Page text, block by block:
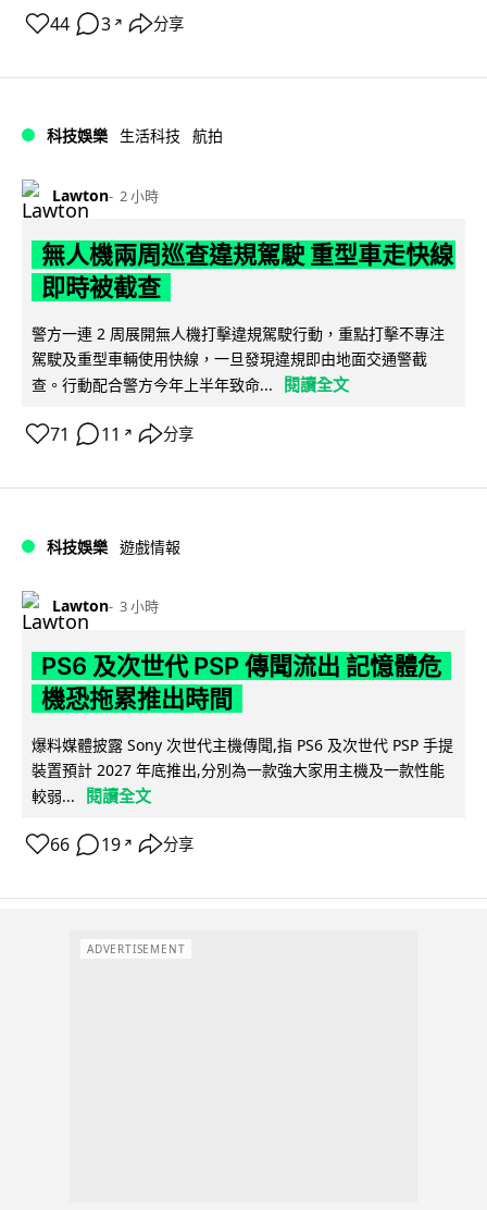
44 3 ↗ 分享
科技娛樂 生活科技 航拍
Lawton 2 小時
無人機兩周巡查違規駕駛 重型車走快線
即時被截查
警方一連 2 周展開無人機打擊違規駕駛行動，重點打擊不專注
駕駛及重型車輛使用快線，一旦發現違規即由地面交通警截
查。行動配合警方今年上半年致命...
閱讀全文
71 11 ↗ 分享
科技娛樂 遊戲情報
Lawton 3 小時
PS6 及次世代 PSP 傳聞流出 記憶體危
機恐拖累推出時間
爆料媒體披露 Sony 次世代主機傳聞,指 PS6 及次世代 PSP 手提
裝置預計 2027 年底推出,分別為一款強大家用主機及一款性能
較弱...
閱讀全文
66 19 ↗ 分享
ADVERTISEMENT